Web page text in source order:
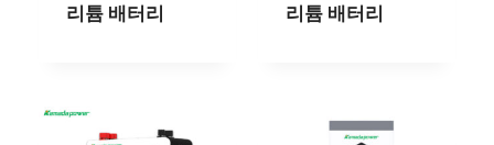
리튬 배터리
리튬 배터리